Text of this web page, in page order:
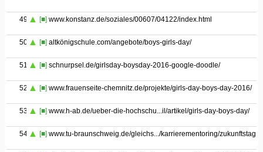
49 [■] www.konstanz.de/soziales/00607/04122/index.html
50 [■] altkönigschule.com/angebote/boys-girls-day/
51 [■] schnurpsel.de/girlsday-boysday-2016-google-doodle/
52 [■] www.frauenseite-chemnitz.de/projekte/girls-day-boys-day-2016/
53 [■] www.h-ab.de/ueber-die-hochschu...il/artikel/girls-day-boys-day/
54 [■] www.tu-braunschweig.de/gleichs.../karrierementoring/zukunftstag